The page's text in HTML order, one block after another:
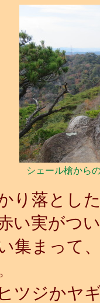
シェール槍から
り落とし
い実がつ
集まって
ツジかヤ